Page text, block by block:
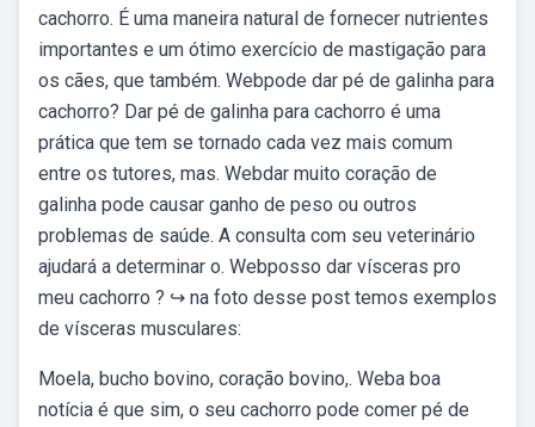
cachorro. É uma maneira natural de fornecer nutrientes
importantes e um ótimo exercício de mastigação para
os cães, que também. Webpode dar pé de galinha para
cachorro? Dar pé de galinha para cachorro é uma
prática que tem se tornado cada vez mais comum
entre os tutores, mas. Webdar muito coração de
galinha pode causar ganho de peso ou outros
problemas de saúde. A consulta com seu veterinário
ajudará a determinar o. Webposso dar vísceras pro
meu cachorro ? ↪ na foto desse post temos exemplos
de vísceras musculares:
Moela, bucho bovino, coração bovino,. Weba boa
notícia é que sim, o seu cachorro pode comer pé de